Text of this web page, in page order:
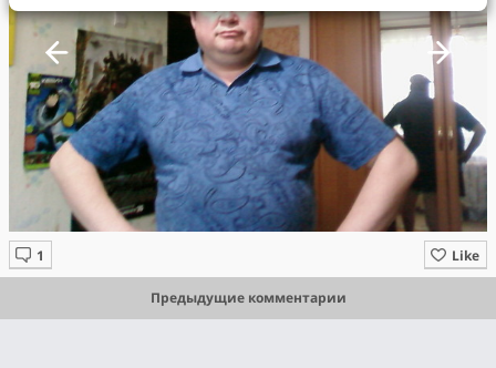
Like
Предыдущие комментарии